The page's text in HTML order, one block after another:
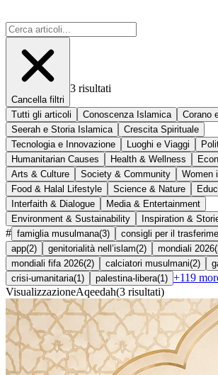
Cancella filtri
3 risultati
Tutti gli articoli Conoscenza Islamica
Corano
Seerah e Storia Islamica
Crescita Spirituale
Tecnologia e Innovazione
Luoghi e Viaggi
Humanitarian Causes
Health & Wellness
Arts & Culture
Society & Community
Women
Food & Halal Lifestyle
Science & Nature
Interfaith & Dialogue
Media & Entertainment
Environment & Sustainability
Inspiration &
# famiglia musulmana(3) consigli per il
app(2) genitorialità nell’islam(2) mondiali 2026(
mondiali fifa 2026(2) calciatori musulmani(2)
crisi-umanitaria(1 ) palestina-libera(1 ) +119
VisualizzazioneAqeedah(3 risultati)